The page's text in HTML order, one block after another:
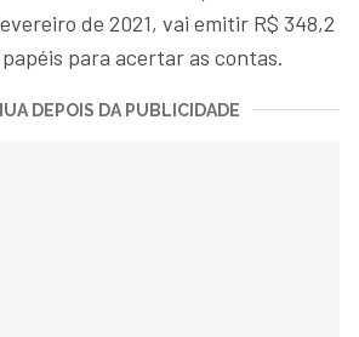
de 2021, vai emitir R$ 348,2
para acertar as contas.
DEPOIS DA PUBLICIDADE